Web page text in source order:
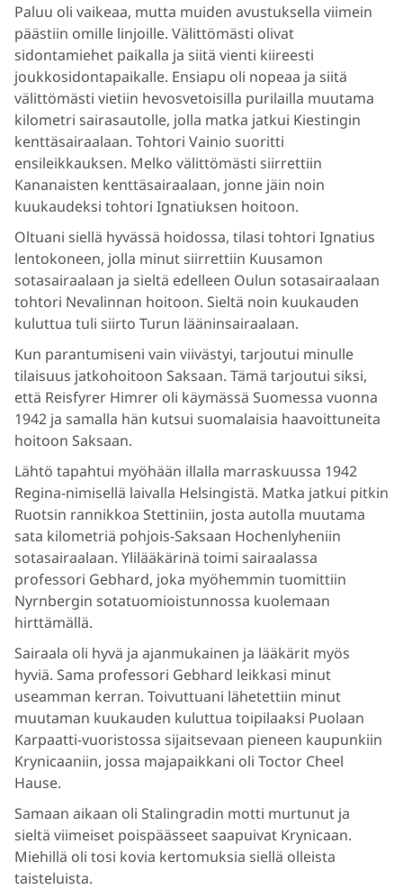
Paluu oli vaikeaa, mutta muiden avustuksella viimein
päästiin omille linjoille. Välittömästi olivat
sidontamiehet paikalla ja siitä vienti kiireesti
joukkosidontapaikalle. Ensiapu oli nopeaa ja siitä
välittömästi vietiin hevosvetoisilla purilailla muutama
kilometri sairasautolle, jolla matka jatkui Kiestingin
kenttäsairaalaan. Tohtori Vainio suoritti
ensileikkauksen. Melko välittömästi siirrettiin
Kananaisten kenttäsairaalaan, jonne jäin noin
kuukaudeksi tohtori Ignatiuksen hoitoon.
Oltuani siellä hyvässä hoidossa, tilasi tohtori Ignatius
lentokoneen, jolla minut siirrettiin Kuusamon
sotasairaalaan ja sieltä edelleen Oulun sotasairaalaan
tohtori Nevalinnan hoitoon. Sieltä noin kuukauden
kuluttua tuli siirto Turun lääninsairaalaan.
Kun parantumiseni vain viivästyi, tarjoutui minulle
tilaisuus jatkohoitoon Saksaan. Tämä tarjoutui siksi,
että Reisfyrer Himrer oli käymässä Suomessa vuonna
1942 ja samalla hän kutsui suomalaisia haavoittuneita
hoitoon Saksaan.
Lähtö tapahtui myöhään illalla marraskuussa 1942
Regina-nimisellä laivalla Helsingistä. Matka jatkui pitkin
Ruotsin rannikkoa Stettiniin, josta autolla muutama
sata kilometriä pohjois-Saksaan Hochenlyheniin
sotasairaalaan. Ylilääkärinä toimi sairaalassa
professori Gebhard, joka myöhemmin tuomittiin
Nyrnbergin sotatuomioistunnossa kuolemaan
hirttämällä.
Sairaala oli hyvä ja ajanmukainen ja lääkärit myös
hyviä. Sama professori Gebhard leikkasi minut
useamman kerran. Toivuttuani lähetettiin minut
muutaman kuukauden kuluttua toipilaaksi Puolaan
Karpaatti-vuoristossa sijaitsevaan pieneen kaupunkiin
Krynicaaniin, jossa majapaikkani oli Toctor Cheel
Hause.
Samaan aikaan oli Stalingradin motti murtunut ja
sieltä viimeiset poispäässeet saapuivat Krynicaan.
Miehillä oli tosi kovia kertomuksia siellä olleista
taisteluista.